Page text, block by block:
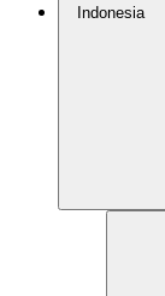
Indonesia